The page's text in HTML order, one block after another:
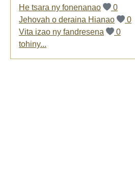
He tsara ny fonenanao
0
Jehovah o deraina Hianao
0
Vita izao ny fandresena
0
tohiny...